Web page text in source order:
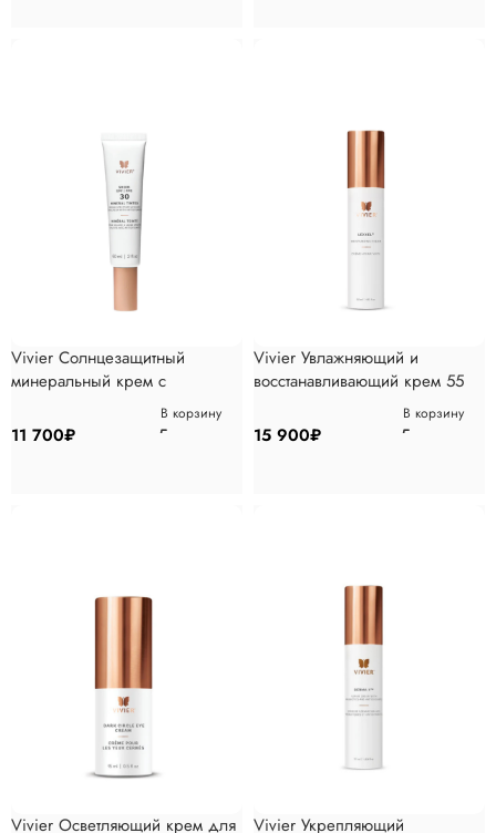
Vivier Солнцезащитный
минеральный крем с
тонирующим эффектом 60 мл
11 700₽
В корзину
Vivier Увлажняющий и
восстанавливающий крем 55
15 900₽
В корзину
Vivier Осветляющий крем для Vivier Укрепляющий